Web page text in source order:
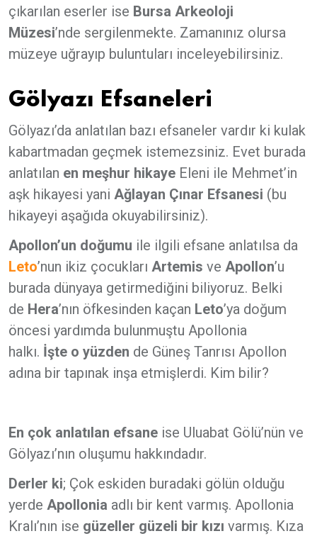
çıkarılan eserler ise Bursa Arkeoloji
Müzesi’nde sergilenmekte. Zamanınız olursa
müzeye uğrayıp buluntuları inceleyebilirsiniz.
Gölyazı Efsaneleri
Gölyazı’da anlatılan bazı efsaneler vardır ki kulak
kabartmadan geçmek istemezsiniz. Evet burada
anlatılan en meşhur hikaye Eleni ile Mehmet’in
aşk hikayesi yani Ağlayan Çınar Efsanesi (bu
hikayeyi aşağıda okuyabilirsiniz).
Apollon’un doğumu ile ilgili efsane anlatılsa da
Leto’nun ikiz çocukları Artemis ve Apollon’u
burada dünyaya getirmediğini biliyoruz. Belki
de Hera’nın öfkesinden kaçan Leto’ya doğum
öncesi yardımda bulunmuştu Apollonia
halkı. İşte o yüzden de Güneş Tanrısı Apollon
adına bir tapınak inşa etmişlerdi. Kim bilir?
En çok anlatılan efsane ise Uluabat Gölü’nün ve
Gölyazı’nın oluşumu hakkındadır.
Derler ki; Çok eskiden buradaki gölün olduğu
yerde Apollonia adlı bir kent varmış. Apollonia
Kralı’nın ise güzeller güzeli bir kızı varmış. Kıza